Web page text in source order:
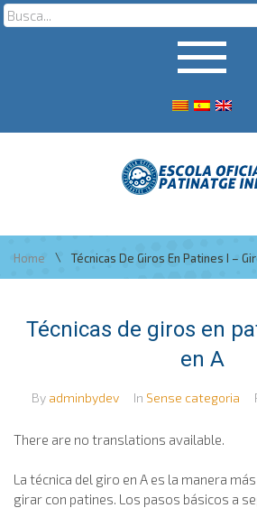
Home \ Técnicas De Giros En Patines I –
Técnicas de giros en
en A
By adminbydev In Sense categoria
There are no translations available.
La técnica del giro en A es la manera
girar con patines. Los pasos básicos a